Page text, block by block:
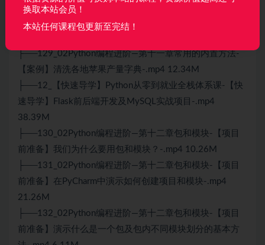
18.66M
├──128_02Python编程进阶—第十一章常用的内置方法-
├──129_02Python编程进阶—第十一章常用的内置方法-
【案例】清洗各地苹果产量字典-.mp4 12.34M
├──12_【快速导学】Python从零到就业全栈体系课-【快
速导学】Flask前后端开发及MySQL实战项目-.mp4
38.39M
├──130_02Python编程进阶—第十二章包和模块-【项目
前准备】我们为什么要用包和模块？-.mp4 10.26M
├──131_02Python编程进阶—第十二章包和模块-【项目
前准备】在PyCharm中演示如何创建项目和模块-.mp4
21.26M
├──132_02Python编程进阶—第十二章包和模块-【项目
前准备】演示什么是一个包及包内不同模块划分的基本方
换取本站会员！
本站任何课程包更新至完结！